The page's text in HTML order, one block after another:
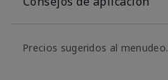
Precios sugeridos al menudeo.